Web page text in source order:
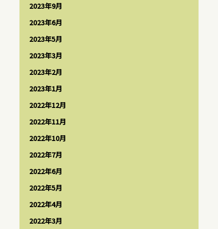
2023年9月
2023年6月
2023年5月
2023年3月
2023年2月
2023年1月
2022年12月
2022年11月
2022年10月
2022年7月
2022年6月
2022年5月
2022年4月
2022年3月